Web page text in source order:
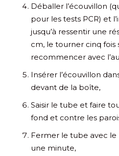
Déballer l’écouvillon
pour les tests PCR) et
jusqu’à ressentir une
cm, le tourner cinq
recommencer avec
Insérer l’écouvillon
devant de la boîte,
Saisir le tube et faire
fond et contre les
Fermer le tube avec
une minute,